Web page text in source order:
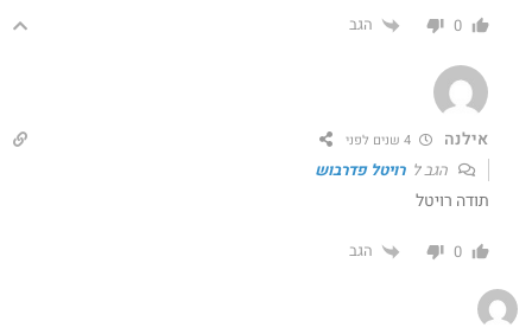
0 הגב
אילנה 4 שנים לפני
הגב לרויטל פדרבוש
תודה רויטל
0 הגב